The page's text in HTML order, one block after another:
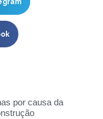
por causa da